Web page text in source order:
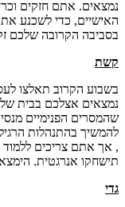
נמצאים. אתם חזקים
האישיים, כדי לשכנע
בסביבה הקרובה שלכם
קשת
בשבוע הקרוב תאלצו
נמצאים אצלכם בבית
שהמסרים הפנימיים
להמשיך בהתנהלות
, אך אתם צריכים
תישחקו אנרגטית.
גדי